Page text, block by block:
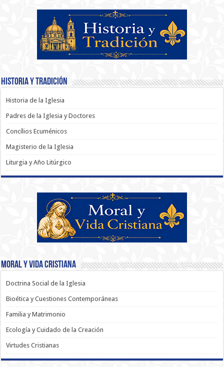
Historia y Tradición
Historia de la Iglesia
Padres de la Iglesia y Doctores
Concílios Ecuménicos
Magisterio de la Iglesia
Liturgia y Año Litúrgico
Moral y Vida Cristiana
Doctrina Social de la Iglesia
Bioética y Cuestiones Contemporáneas
Familia y Matrimonio
Ecología y Cuidado de la Creación
Virtudes Cristianas